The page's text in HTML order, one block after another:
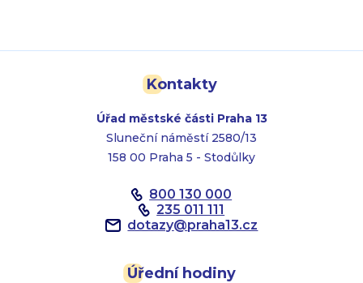
Kontakty
Úřad městské části Praha 13
Sluneční náměstí 2580/13
158 00 Praha 5 - Stodůlky
800 130 000
235 011 111
dotazy@praha13.cz
Úřední hodiny